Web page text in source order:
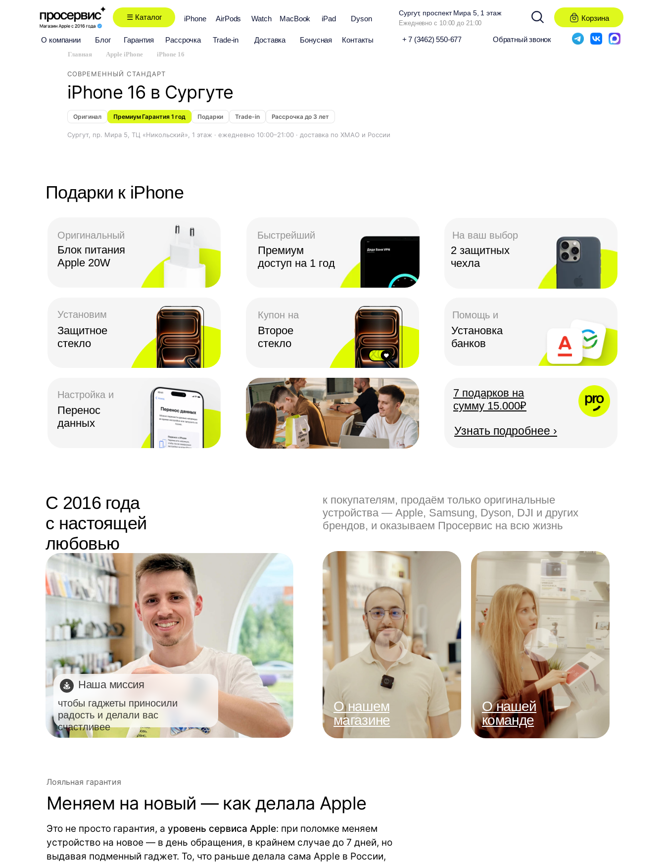
☰ Каталог Корзина
iPhone AirPods MacBook
Watch Dyson
Ежедневно с 10:00 до 21:00
Сургут, проспект Мира 5, 1 этаж
Обратный звонок
+ 7 (3462) 550-677
О компании Гарантия Trade-in
Блог Контакты
Бонусная
Доставка
Рассрочка
iPad
Главная Apple iPhone iPhone 16
СОВРЕМЕННЫЙ СТАНДАРТ
iPhone 16 в Сургуте
Оригинал Премиум Гарантия 1 год Подарки Trade-in Рассрочка до 3 лет
Сургут, пр. Мира 5, ТЦ «Никольский», 1 этаж · ежедневно 10:00–21:00 · доставка по ХМАО и России
Помощь и
Установка
банков
Установим
Защитное
стекло
Оригинальный
Блок питания
Apple 20W
Быстрейший
Премиум
доступ на 1 год
На ваш выбор
2 защитных
чехла
Купон на
Второе
стекло
Настройка и
Перенос
данных
Подарки к iPhone
7 подарков на
сумму 15.000₽
Узнать подробнее ›
С 2016 года
с настоящей
любовью
О нашем
магазине
О нашей
команде
к покупателям, продаём только оригинальные
устройства — Apple, Samsung, Dyson, DJI и других
брендов, и оказываем Просервис на всю жизнь
Наша миссия
чтобы гаджеты приносили
радость и делали вас
счастливее
Лояльная гарантия
Меняем на новый — как делала Apple
Это не просто гарантия, а уровень сервиса Apple: при поломке меняем
устройство на новое — в день обращения, в крайнем случае до 7 дней, но
выдавая подменный гаджет. То, что раньше делала сама Apple в России,